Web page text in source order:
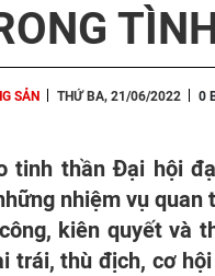
SẢN THỨ BA, 21/06/2022 0
tinh thần Đại hội
nhiệm vụ quan
kiên quyết và
trái, thù địch, cơ